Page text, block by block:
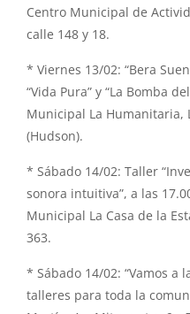
Centro Municipal de
calle 148 y 18.
* Viernes 13/02: “Bera
“Vida Pura” y “La Bomba
Municipal La Humanitaria,
(Hudson).
* Sábado 14/02: Taller
sonora intuitiva”, a las
Municipal La Casa de la
363.
* Sábado 14/02: “Vamos a
talleres para toda la